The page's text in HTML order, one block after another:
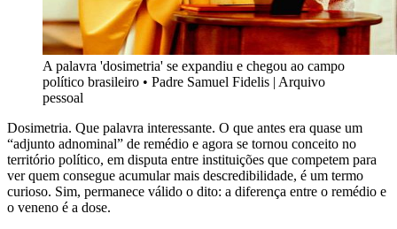
A palavra 'dosimetria' se expandiu e chegou ao campo
político brasileiro • Padre Samuel Fidelis | Arquivo
pessoal
Dosimetria. Que palavra interessante. O que antes era quase um
“adjunto adnominal” de remédio e agora se tornou conceito no
território político, em disputa entre instituições que competem para
ver quem consegue acumular mais descredibilidade, é um termo
curioso. Sim, permanece válido o dito: a diferença entre o remédio e
o veneno é a dose.